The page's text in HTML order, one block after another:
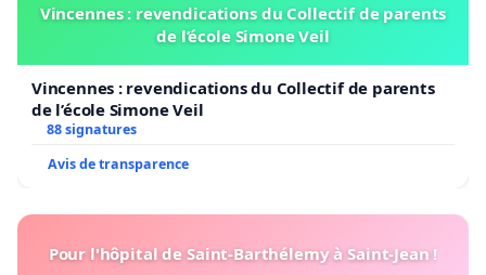
Vincennes : revendications du Collectif de parents
de l’école Simone Veil
Vincennes : revendications du Collectif de parents
de l’école Simone Veil
88 signatures
Avis de transparence
Pour l'hôpital de Saint-Barthélemy à Saint-Jean !